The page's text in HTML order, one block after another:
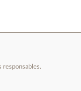
responsables.